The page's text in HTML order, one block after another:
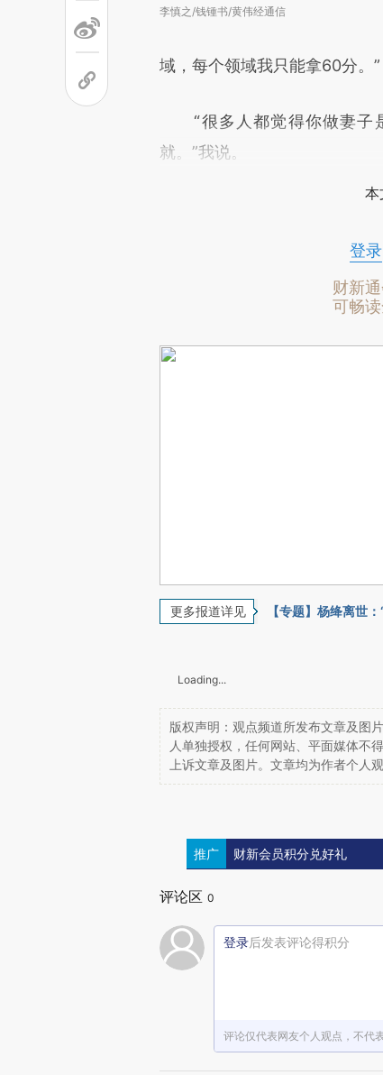
李慎之/钱锺书/黄伟经通信
域，每个领域我只能拿60分。”
“很多人都觉得你做妻子
就。”我说。
本
登录
财新
可畅
更多报道详见 【专题】杨绛离世
Loading...
版权声明：观点频道所发布文章及图
人单独授权，任何网站、平面媒体不
上诉文章及图片。文章均为作者个人
推广 财新会员积分兑好礼
评论区 0
登录后发表评论得积分
评论仅代表网友个人观点，不代